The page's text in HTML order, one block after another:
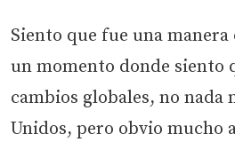
Siento que fue una
un momento donde siento
cambios globales, no nada
Unidos, pero obvio mucho